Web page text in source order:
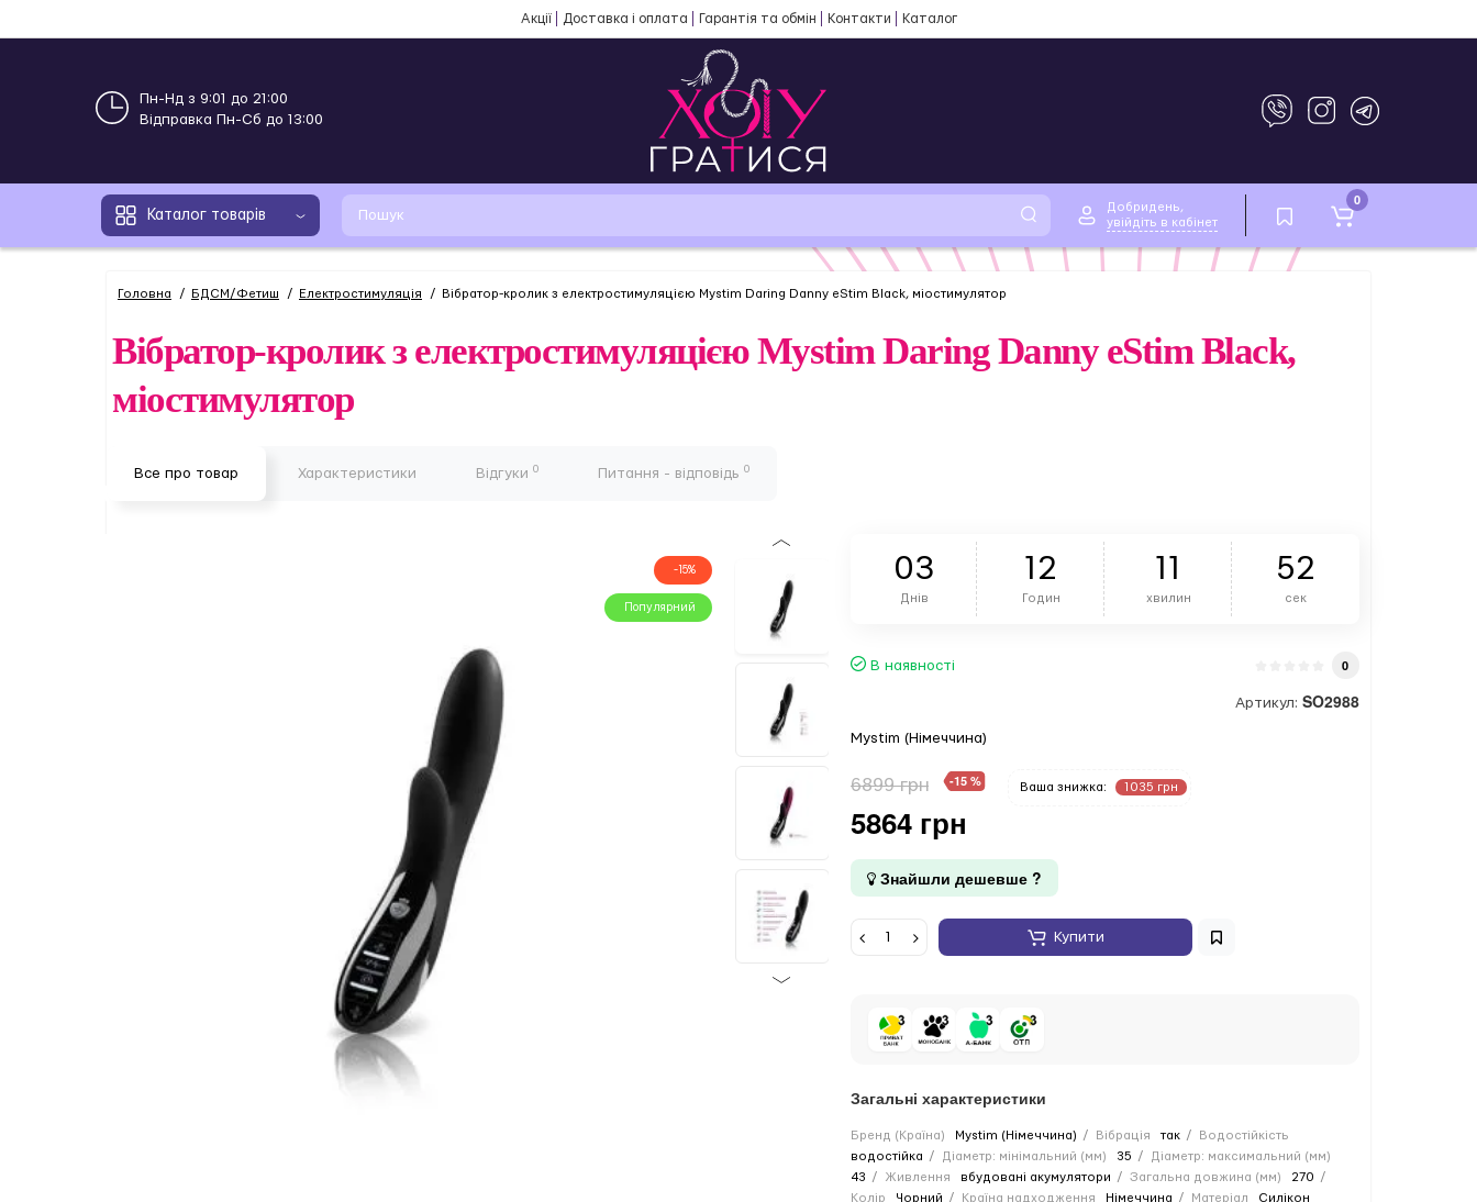
Акції Доставка і оплата Гарантія та обмін Контакти Каталог
Пн-Нд з 9:01 до 21:00
Відправка Пн-Сб до 13:00
Каталог товарів
Добридень,
увійдіть в кабінет
0
Головна БДСМ/Фетиш Електростимуляція Вібратор-кролик з електростимуляцією Mystim Daring Danny eStim Black, міостимулятор
Вібратор-кролик з електростимуляцією Mystim Daring Danny eStim Black,
міостимулятор
Все про товар Характеристики Відгуки 0 Питання - відповідь 0
-15%
Популярний
03
Днів
1 2
Годин
1 1
хвилин
51
сек
В наявності 0
Артикул: SO2988
Mystim (Німеччина)
6899 грн -15 % Ваша знижка: 1035 грн
5864 грн
Знайшли дешевше ?
Купити
Загальні характеристики
Бренд (Країна) Mystim (Німеччина) Вібрація так
Водостійкість
водостійка
Діаметр: мінімальний (мм) 35
Діаметр: максимальний (мм)
43
Живлення вбудовані акумулятори Загальна довжина (мм)
270
Колір
Чорний Країна надходження Німеччина Матеріал
Силікон